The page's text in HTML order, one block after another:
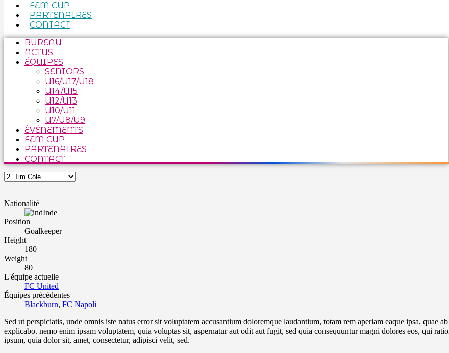
FEM CUP
PARTENAIRES
CONTACT
BUREAU
ACTUS
ÉQUIPES
SENIORS
U16/U17/U18
U14/U15
U12/U13
U10/U11
U7/U8/U9
ÉVÉNEMENTS
FEM CUP
PARTENAIRES
CONTACT
Nationalité
Inde
Position
Goalkeeper
Height
180
Weight
80
L'équipe actuelle
FC United
Équipes précédentes
Blackburn, FC Napoli
Sed ut perspiciatis, unde omnis iste natus error sit voluptatem accusantium doloremque laudantium, totam rem aperiam eaque ipsa, quae
explicabo. nemo enim ipsam voluptatem, quia voluptas sit, aspernatur aut odit aut fugit, sed quia consequuntur magni dolores eos, qui
ipsum, quia dolor sit, amet, consectetur, adipisci velit, sed.